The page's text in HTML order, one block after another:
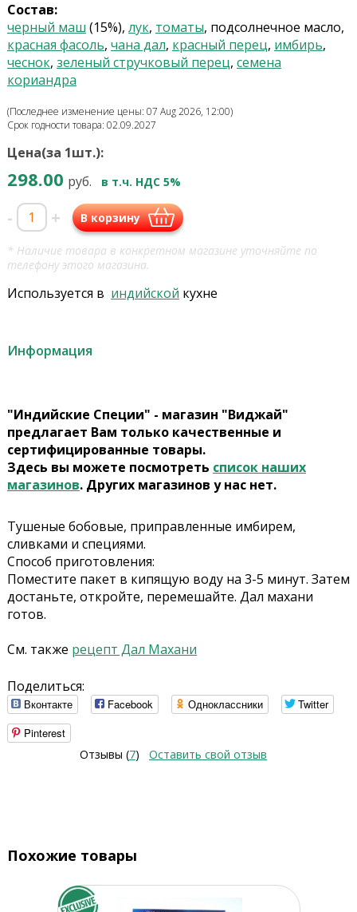
Состав:
черный маш (15%), лук, томаты, подсолнечное масло,
красная фасоль, чана дал, красный перец, имбирь,
чеснок, зеленый стручковый перец, семена
кориандра
(Последнее изменение цены: 07 Aug 2026, 12:00)
Срок годности товара: 02.09.2027
Цена(за 1шт.):
298.00 руб. в т.ч. НДС 5%
- + В корзину
* Наличие товара в конкретном магазине уточняйте по
телефону этого магазина.
Используется в индийской кухне
Информация
"Индийские Специи" - магазин "Виджай"
предлагает Вам только качественные и
сертифицированные товары.
Здесь вы можете посмотреть список наших
магазинов. Других магазинов у нас нет.
Тушеные бобовые, приправленные имбирем,
сливками и специями.
Способ приготовления:
Поместите пакет в кипящую воду на 3-5 минут. Затем
достаньте, откройте, перемешайте. Дал махани
готов.
См. также рецепт Дал Махани
Поделиться:
Вконтакте Facebook Одноклассники
Twitter
Pinterest
Отзывы (7) Оставить свой отзыв
Похожие товары